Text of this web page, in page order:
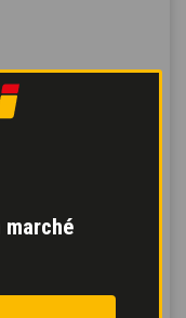
marché